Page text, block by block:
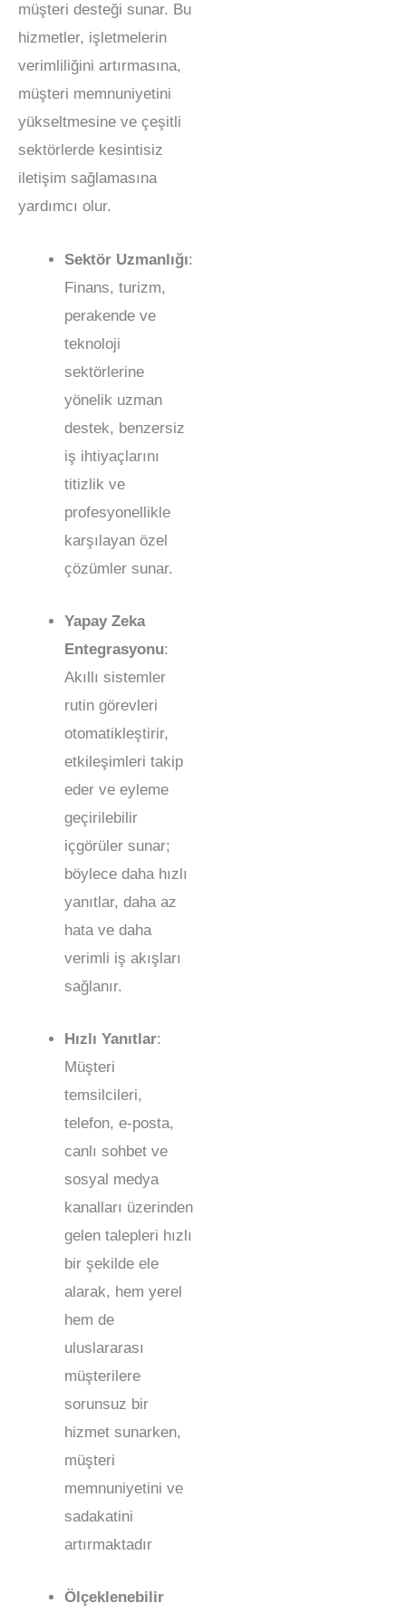
müşteri desteği sunar. Bu
hizmetler, işletmelerin
verimliliğini artırmasına,
müşteri memnuniyetini
yükseltmesine ve çeşitli
sektörlerde kesintisiz
iletişim sağlamasına
yardımcı olur.
Sektör Uzmanlığı:
Finans, turizm,
perakende ve
teknoloji
sektörlerine
yönelik uzman
destek, benzersiz
iş ihtiyaçlarını
titizlik ve
profesyonellikle
karşılayan özel
çözümler sunar.
Yapay Zeka
Entegrasyonu:
Akıllı sistemler
rutin görevleri
otomatikleştirir,
etkileşimleri takip
eder ve eyleme
geçirilebilir
içgörüler sunar;
böylece daha hızlı
yanıtlar, daha az
hata ve daha
verimli iş akışları
sağlanır.
Hızlı Yanıtlar:
Müşteri
temsilcileri,
telefon, e-posta,
canlı sohbet ve
sosyal medya
kanalları üzerinden
gelen talepleri hızlı
bir şekilde ele
alarak, hem yerel
hem de
uluslararası
müşterilere
sorunsuz bir
hizmet sunarken,
müşteri
memnuniyetini ve
sadakatini
artırmaktadır
Ölçeklenebilir